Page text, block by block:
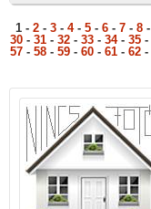
1 - 2 - 3 - 4- 5 - 6 - 7 - 8 -
30 - 31 - 32 - 33 - 34- 35 -
57 - 58 - 59 - 60 - 61 - 62 -